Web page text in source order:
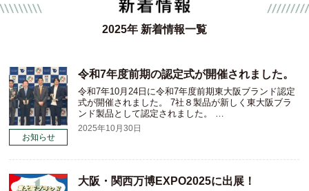
2025年 新着情報一覧
お知らせ
令和7年度前期の認定式が開催されました。
令和7年10月24日に令和7年度前期東大阪ブランド認定
式が開催されました。 7社８製品が新しく東大阪ブラ
ンド製品として認定されました。 …
2025年10月30日
大阪・関西万博EXPO2025に出展！